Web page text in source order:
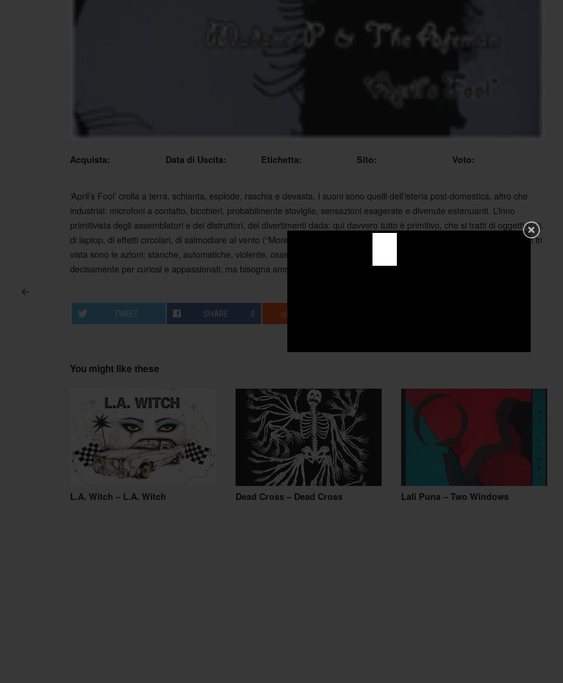
Post navigation
<
Acquista: Data di Uscita: Etichetta: Sito: Voto:
‘April’s Fool’ crolla a terra, schianta, esplode, raschia e devasta. I suoni sono quelli dell’isteria post-domestica, altro che
industrial: microfoni a contatto, bicchieri, probabilmente stoviglie, sensazioni esagerate e divenute estenuanti. L’inno
primitivista degli assemblatori e dei distruttori, dei divertimenti dada: qui davvero tutto è primitivo, che si tratti di oggetti rotti,
di laptop, di effetti circolari, di salmodiare al vento (“More Fool Me”); per tutta la durata dei quattro pezzi l’unica cosa ben in
vista sono le azioni: stanche, automatiche, violente, ossessive, curiose. Ben poco rappresentativo dello stile dei due,
decisamente per curiosi e appassionati, ma bisogna ammettere che qui dentro c’è davvero gran classe.
TWEET SHARE 0
You might like these
L.A. Witch – L.A. Witch Dead Cross – Dead Cross Lali Puna – Two Windows